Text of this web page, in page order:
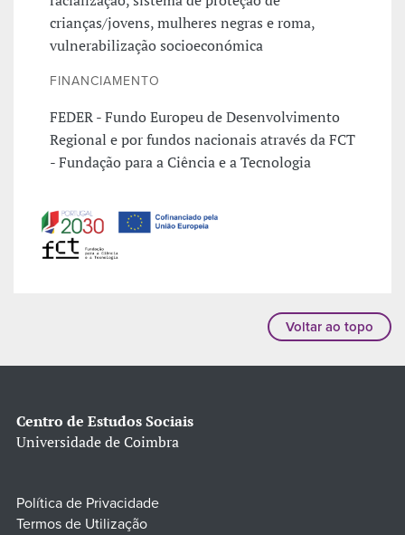
crianças/jovens, mulheres negras e roma,
vulnerabilização socioeconómica
FINANCIAMENTO
FEDER - Fundo Europeu de Desenvolvimento
Regional e por fundos nacionais através da FCT
- Fundação para a Ciência e a Tecnologia
Voltar ao topo
Centro de Estudos Sociais
Universidade de Coimbra
Política de Privacidade
Termos de Utilização